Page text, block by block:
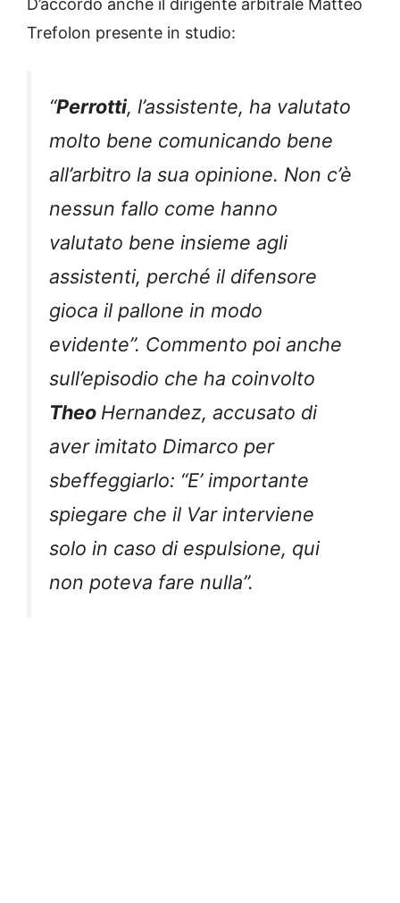
D’accordo anche il dirigente arbitrale Matteo
Trefolon presente in studio:
“Perrotti, l’assistente, ha valutato
molto bene comunicando bene
all’arbitro la sua opinione. Non c’è
nessun fallo come hanno
valutato bene insieme agli
assistenti, perché il difensore
gioca il pallone in modo
evidente”. Commento poi anche
sull’episodio che ha coinvolto
Theo Hernandez, accusato di
aver imitato Dimarco per
sbeffeggiarlo: “E’ importante
spiegare che il Var interviene
solo in caso di espulsione, qui
non poteva fare nulla”.